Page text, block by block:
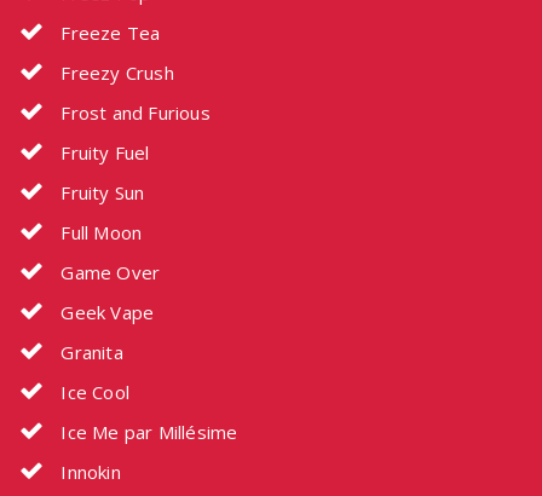
Freeze Tea
Freezy Crush
Frost and Furious
Fruity Fuel
Fruity Sun
Full Moon
Game Over
Geek Vape
Granita
Ice Cool
Ice Me par Millésime
Innokin